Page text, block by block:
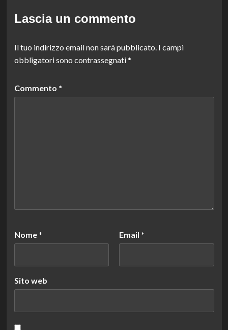
Lascia un commento
Il tuo indirizzo email non sarà pubblicato. I campi
obbligatori sono contrassegnati*
Commento *
Nome * Email *
Sito web